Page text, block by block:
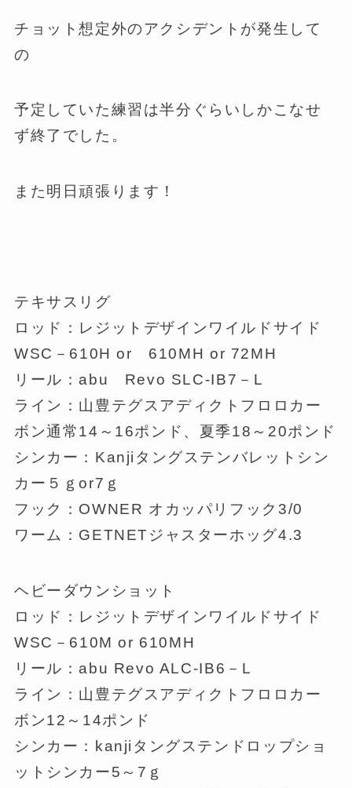
チョット想定外のアクシデントが発生して
の
予定していた練習は半分ぐらいしかこなせ
ず終了でした。
また明日頑張ります！
テキサスリグ
ロッド：レジットデザインワイルドサイド
WSC－610H or 610MH or 72MH
リール：abu Revo SLC-IB7－L
ライン：山豊テグスアディクトフロロカー
ボン通常14～16ポンド、夏季18～20ポンド
シンカー：Kanjiタングステンバレットシン
カー５ｇor7ｇ
フック：OWNER オカッパリフック3/0
ワーム：GETNETジャスターホッグ4.3
ヘビーダウンショット
ロッド：レジットデザインワイルドサイド
WSC－610M or 610MH
リール：abu Revo ALC-IB6－L
ライン：山豊テグスアディクトフロロカー
ボン12～14ポンド
シンカー：kanjiタングステンドロップショ
ットシンカー5～7ｇ